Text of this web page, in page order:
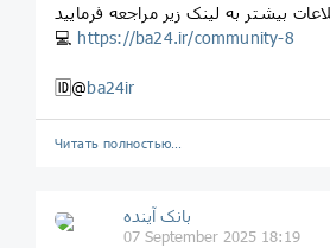
بیشتر به لینک زیر مراجعه فرمایید
💻 https://ba24.ir/community-8
🆔@ba24ir
Читать полностью…
بانک آینده
07 September 2025 18:19